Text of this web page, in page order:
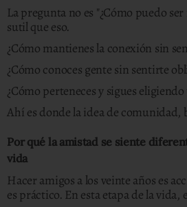
La pregunta no es "¿Cómo puedo ser
sutil que eso.
¿Cómo mantienes la conexión sin
¿Cómo conoces gente sin sentirte
¿Cómo perteneces y sigues
Ahí es donde la idea de
Por qué la amistad se siente
vida
Hacer amigos a los veinte años es
es práctico. En esta etapa de la vida,